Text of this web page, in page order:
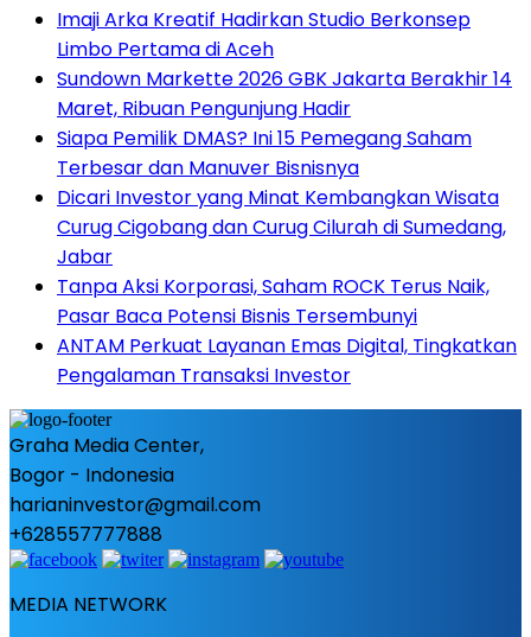
Imaji Arka Kreatif Hadirkan Studio Berkonsep
Limbo Pertama di Aceh
Sundown Markette 2026 GBK Jakarta Berakhir 14
Maret, Ribuan Pengunjung Hadir
Siapa Pemilik DMAS? Ini 15 Pemegang Saham
Terbesar dan Manuver Bisnisnya
Dicari Investor yang Minat Kembangkan Wisata
Curug Cigobang dan Curug Cilurah di Sumedang,
Jabar
Tanpa Aksi Korporasi, Saham ROCK Terus Naik,
Pasar Baca Potensi Bisnis Tersembunyi
ANTAM Perkuat Layanan Emas Digital, Tingkatkan
Pengalaman Transaksi Investor
Graha Media Center,
Bogor - Indonesia
harianinvestor@gmail.com
+628557777888
MEDIA NETWORK